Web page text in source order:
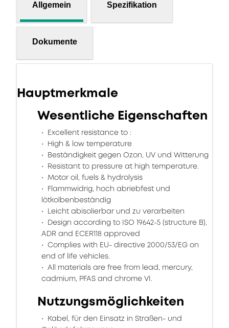
Allgemein Spezifikation
Dokumente
Hauptmerkmale
Wesentliche Eigenschaften
Excellent resistance to :
High & low temperature
Beständigkeit gegen Ozon, UV und Witterung
Resistant to pressure at high temperature.
Motor oil, fuels & hydrolysis
Flammwidrig, hoch abriebfest und
lötkolbenbeständig
Leicht abisolierbar und zu verarbeiten
Design according to ISO 19642-5 (structure B),
ADR and ECER118 approved
Complies with EU- directive 2000/53/EG on
end of life vehicles.
All materials are free from lead, mercury,
cadmium, PFAS and chrome VI.
Nutzungsmöglichkeiten
Kabel, für den Einsatz in Straßen- und